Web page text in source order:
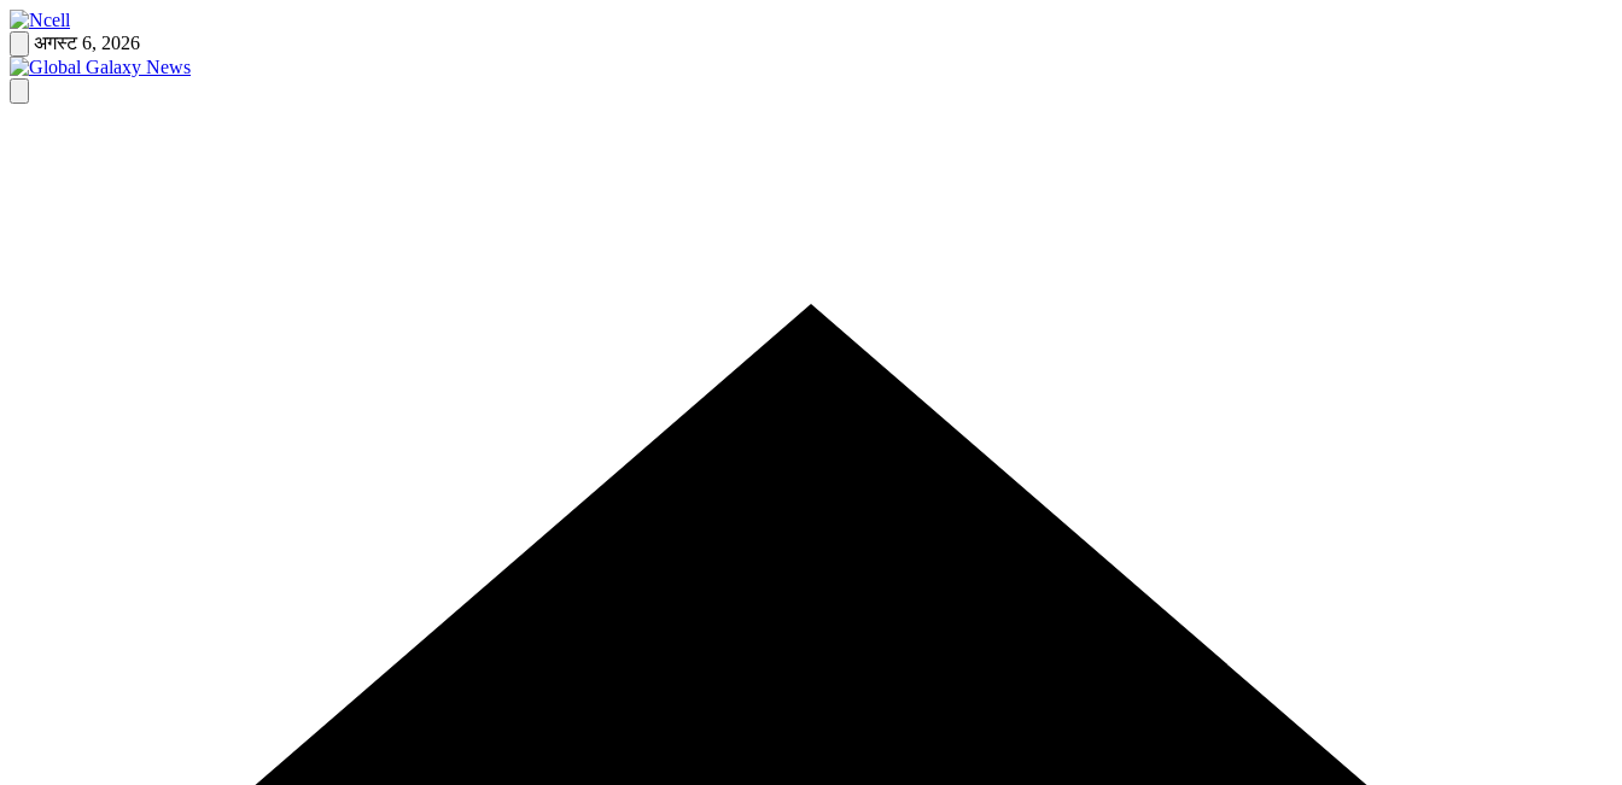
Skip
to
content
अगस्ट 6, 2026